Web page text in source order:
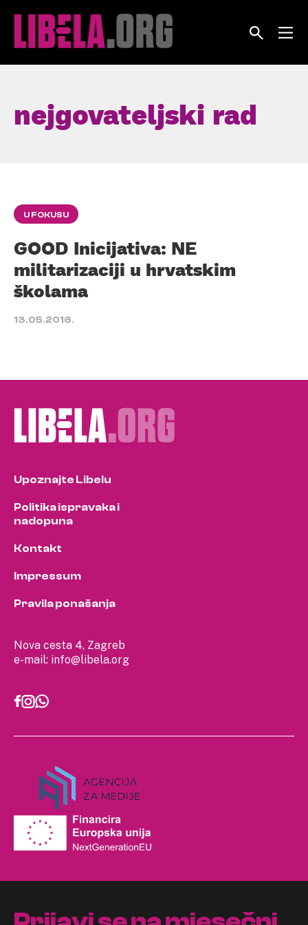
nejgovateljski rad
U FOKUSU
GOOD Inicijativa: NE
militarizaciji u hrvatskim
školama
13.05.2016.
Nova cesta 4, Zagreb
e-mail: info@libela.org
Upoznajte Libelu
Politika ispravaka i
nadopuna
Kontakt
Impressum
Pravila ponašanja